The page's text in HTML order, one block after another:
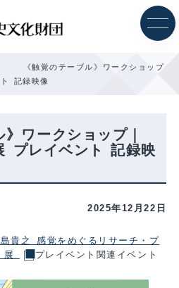
《触覚のテーブル》ワークショップ
記録映像
》ワークショップ｜
プレイベント 記録映
2025年12月22日
貴之 感覚をめぐるリサーチ・プ
展
プレイベント関連イベント